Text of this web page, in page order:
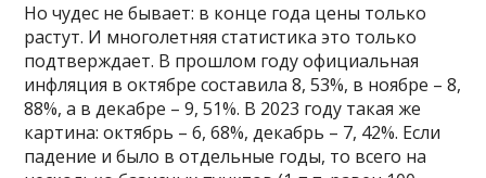
Но чудес не бывает: в конце года цены только
растут. И многолетняя статистика это только
подтверждает. В прошлом году официальная
инфляция в октябре составила 8, 53%, в ноябре – 8,
88%, а в декабре – 9, 51%. В 2023 году такая же
картина: октябрь – 6, 68%, декабрь – 7, 42%. Если
падение и было в отдельные годы, то всего на